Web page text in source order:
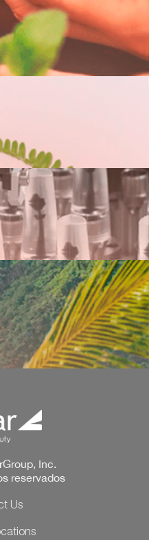
Inc.
reservados
Us